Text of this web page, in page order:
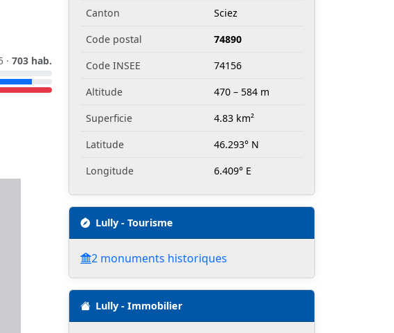
· 703 hab.
Canton
Sciez
Code postal
74890
Code INSEE
74156
Altitude
470 – 584 m
Superficie
4.83 km²
Latitude
46.293° N
Longitude
6.409° E
Lully - Tourisme
2 monuments historiques
Lully - Immobilier